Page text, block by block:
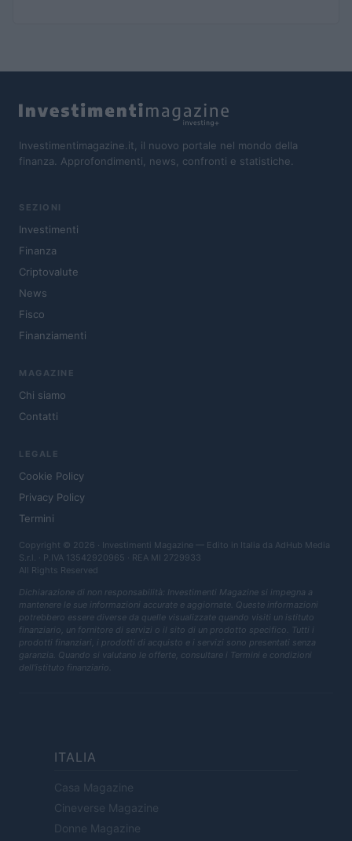
Investimentimagazine.it, il nuovo portale nel mondo della
finanza. Approfondimenti, news, confronti e statistiche.
SEZIONI
Investimenti
Finanza
Criptovalute
News
Fisco
Finanziamenti
MAGAZINE
Chi siamo
Contatti
LEGALE
Cookie Policy
Privacy Policy
Termini
Copyright © 2026 · Investimenti Magazine — Edito in Italia da AdHub Media
S.r.l. · P.IVA 13542920965 · REA MI 2729933
All Rights Reserved
Dichiarazione di non responsabilità: Investimenti Magazine si impegna a
mantenere le sue informazioni accurate e aggiornate. Queste informazioni
potrebbero essere diverse da quelle visualizzate quando visiti un istituto
finanziario, un fornitore di servizi o il sito di un prodotto specifico. Tutti i
prodotti finanziari, i prodotti di acquisto e i servizi sono presentati senza
garanzia. Quando si valutano le offerte, consultare i Termini e condizioni
dell'istituto finanziario.
ITALIA
Casa Magazine
Cineverse Magazine
Donne Magazine